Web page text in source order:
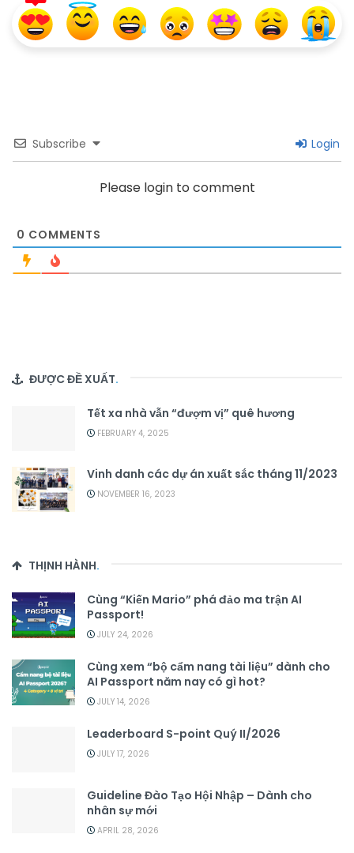
Subscribe Login
Please login to comment
0 COMMENTS
ĐƯỢC ĐỀ XUẤT.
Tết xa nhà vẫn “đượm vị” quê hương
FEBRUARY 4, 2025
Vinh danh các dự án xuất sắc tháng 11/2023
NOVEMBER 16, 2023
THỊNH HÀNH.
Cùng “Kiến Mario” phá đảo ma trận AI
Passport!
JULY 24, 2026
Cùng xem “bộ cẩm nang tài liệu” dành cho
AI Passport năm nay có gì hot?
JULY 14, 2026
Leaderboard S-point Quý II/2026
JULY 17, 2026
Guideline Đào Tạo Hội Nhập – Dành cho
nhân sự mới
APRIL 28, 2026